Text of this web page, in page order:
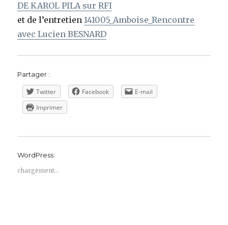
DE KAROL PILA sur RFI
et de l’entretien141005_Amboise_Rencontre
avec Lucien BESNARD
Partager :
Twitter Facebook
E-mail
Imprimer
WordPress:
chargement…